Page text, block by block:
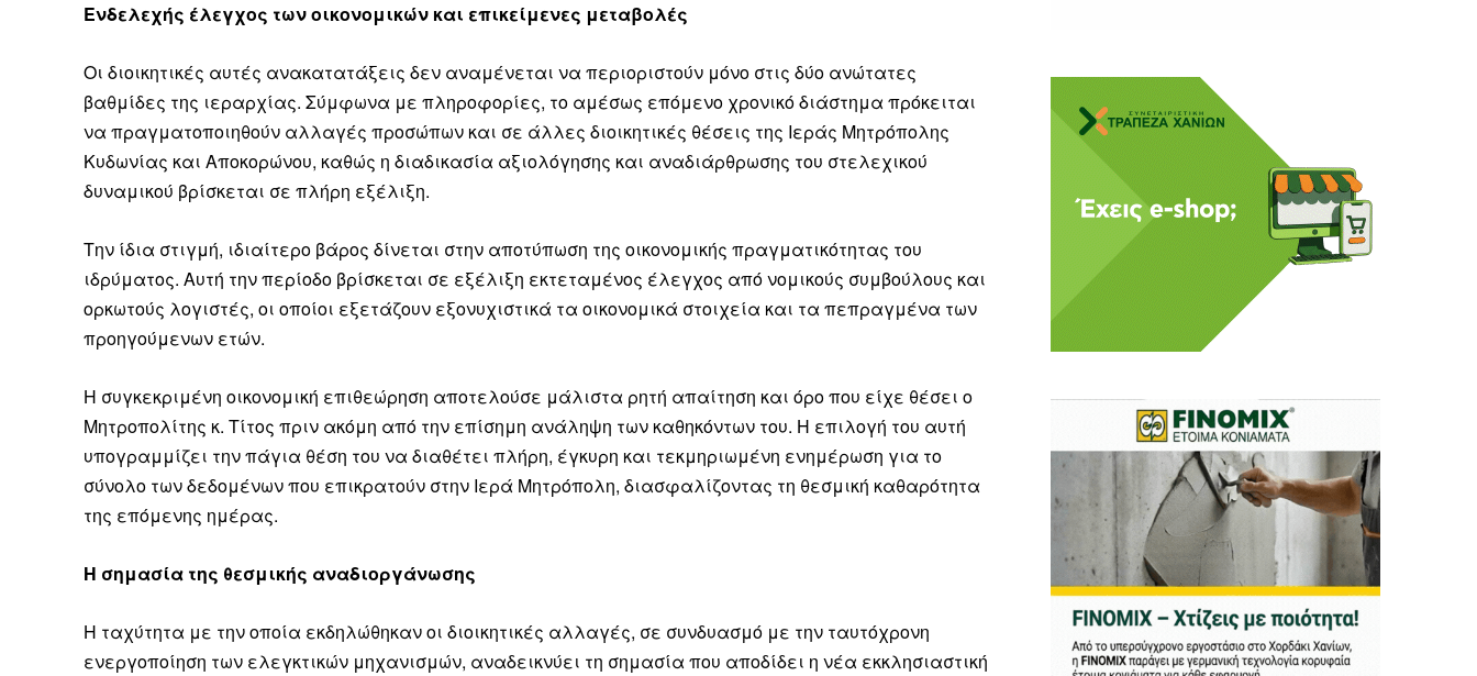
ΕΓΓΡΑΦΕΙΤΕ
Δεν μπορούν όλοι να πληρώσουν. Και το σεβόμαστε.
Αν βρίσκεσαι σε δύσκολη οικονομική κατάσταση, συνέχισε να μας διαβάζεις δωρεάν. Η ενημέρωση πρέπει να
Αν όμως μπορείς, στήριξέ μας σήμερα. Ορίστε δύο καλοί λόγοι για να το κάνεις:
Η στήριξή σου ενισχύει άμεσα την ποιότητα και την ανεξαρτησία της δημοσιογραφίας μας.
Κοστίζει λιγότερο από έναν καφέ και η διαδικασία διαρκεί λιγότερο από 1 λεπτό.
Σας ευχαριστούμε θερμά.
Ενδελεχής έλεγχος των οικονομικών και επικείμενες μεταβολές
Οι διοικητικές αυτές ανακατατάξεις δεν αναμένεται να περιοριστούν μόνο στις δύο ανώτατες
βαθμίδες της ιεραρχίας. Σύμφωνα με πληροφορίες, το αμέσως επόμενο χρονικό διάστημα πρόκειται
να πραγματοποιηθούν αλλαγές προσώπων και σε άλλες διοικητικές θέσεις της Ιεράς Μητρόπολης
Κυδωνίας και Αποκορώνου, καθώς η διαδικασία αξιολόγησης και αναδιάρθρωσης του στελεχικού
δυναμικού βρίσκεται σε πλήρη εξέλιξη.
Την ίδια στιγμή, ιδιαίτερο βάρος δίνεται στην αποτύπωση της οικονομικής πραγματικότητας του
ιδρύματος. Αυτή την περίοδο βρίσκεται σε εξέλιξη εκτεταμένος έλεγχος από νομικούς συμβούλους και
ορκωτούς λογιστές, οι οποίοι εξετάζουν εξονυχιστικά τα οικονομικά στοιχεία και τα πεπραγμένα των
προηγούμενων ετών.
Η συγκεκριμένη οικονομική επιθεώρηση αποτελούσε μάλιστα ρητή απαίτηση και όρο που είχε θέσει ο
Μητροπολίτης κ. Τίτος πριν ακόμη από την επίσημη ανάληψη των καθηκόντων του. Η επιλογή του αυτή
υπογραμμίζει την πάγια θέση του να διαθέτει πλήρη, έγκυρη και τεκμηριωμένη ενημέρωση για το
σύνολο των δεδομένων που επικρατούν στην Ιερά Μητρόπολη, διασφαλίζοντας τη θεσμική καθαρότητα
της επόμενης ημέρας.
Η σημασία της θεσμικής αναδιοργάνωσης
Η ταχύτητα με την οποία εκδηλώθηκαν οι διοικητικές αλλαγές, σε συνδυασμό με την ταυτόχρονη
ενεργοποίηση των ελεγκτικών μηχανισμών, αναδεικνύει τη σημασία που αποδίδει η νέα εκκλησιαστική